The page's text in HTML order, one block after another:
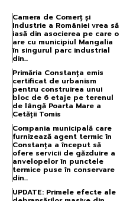
Camera de Comerţ şi
Industrie a României vrea să
iasă din asocierea pe care o
are cu municipiul Mangalia
în singurul parc industrial
din...
Primăria Constanța emis
certificat de urbanism
pentru construirea unui
bloc de 6 etaje pe terenul
de lângă Poarta Mare a
Cetății Tomis
Compania municipală care
furnizează agent termic în
Constanța a început să
ofere servicii de găzduire a
anvelopelor în punctele
termice puse în conservare
din...
UPDATE: Primele efecte ale